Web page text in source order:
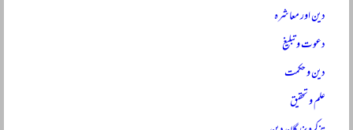
دین اور معاشرہ
دعوت و تبلیغ
دین و حکمت
علم و تحقیق